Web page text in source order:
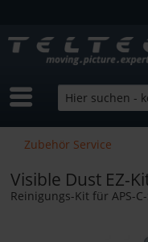
Zubehör Service
Visible Dust EZ-
Reinigungs-Kit für APS-